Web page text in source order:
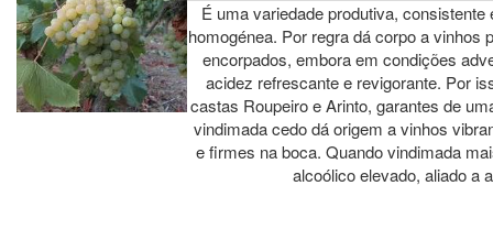
É uma variedade produtiva,
homogénea. Por regra dá corpo a
encorpados, embora em condições
acidez refrescante e revigorante. Por
castas Roupeiro e Arinto, garantes de
vindimada cedo dá origem a vinhos
e firmes na boca. Quando vindimada
alcoólico elevado, aliado a